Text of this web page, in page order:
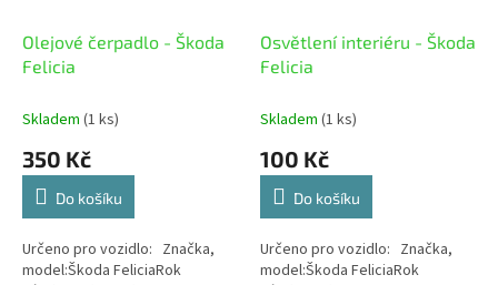
Olejové čerpadlo - Škoda
Felicia
Skladem (1 ks)
350 Kč
Do košíku
Určeno pro vozidlo: Značka,
model:Škoda FeliciaRok
Osvětlení interiéru - Škoda
Felicia
Skladem (1 ks)
100 Kč
Do košíku
Určeno pro vozidlo: Značka,
model:Škoda FeliciaRok